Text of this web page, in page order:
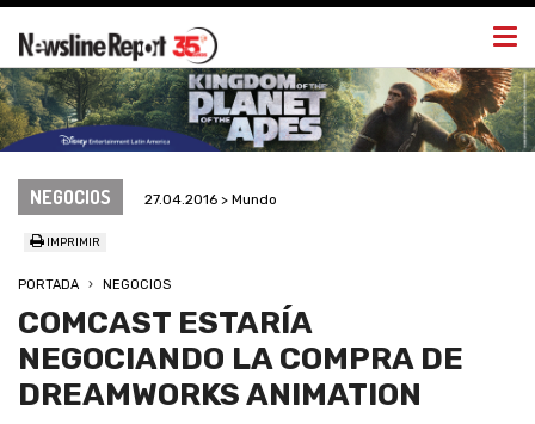
NEGOCIOS 27.04.2016 > Mundo
IMPRIMIR
PORTADA NEGOCIOS
COMCAST ESTARÍA
NEGOCIANDO LA COMPRA DE
DREAMWORKS ANIMATION